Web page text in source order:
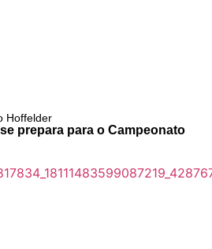
Hoffelder
prepara para o Campeonato